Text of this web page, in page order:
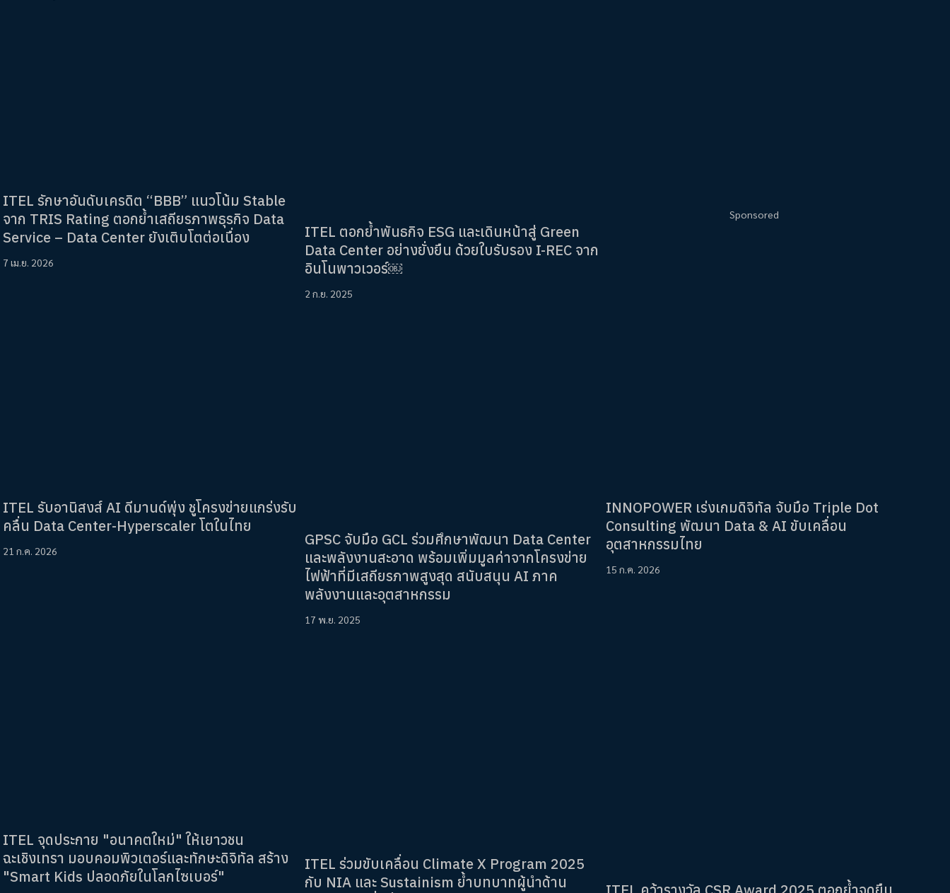
ITEL รักษาอันดับเครดิต “BBB” แนวโน้ม Stable
จาก TRIS Rating ตอกย้ำเสถียรภาพธุรกิจ Data
Service – Data Center ยังเติบโตต่อเนื่อง
7 เม.ย. 2026
ITEL ตอกย้ำพันธกิจ ESG และเดินหน้าสู่ Green
Data Center อย่างยั่งยืน ด้วยใบรับรอง I-REC จาก
อินโนพาวเวอร์￼
2 ก.ย. 2025
Sponsored
ITEL รับอานิสงส์ AI ดีมานด์พุ่ง ชูโครงข่ายแกร่งรับ
คลื่น Data Center-Hyperscaler โตในไทย
21 ก.ค. 2026
GPSC จับมือ GCL ร่วมศึกษาพัฒนา Data Center
และพลังงานสะอาด พร้อมเพิ่มมูลค่าจากโครงข่าย
ไฟฟ้าที่มีเสถียรภาพสูงสุด สนับสนุน AI ภาค
พลังงานและอุตสาหกรรม
17 พ.ย. 2025
INNOPOWER เร่งเกมดิจิทัล จับมือ Triple Dot
Consulting พัฒนา Data & AI ขับเคลื่อน
อุตสาหกรรมไทย
15 ก.ค. 2026
ITEL จุดประกาย "อนาคตใหม่" ให้เยาวชน
ฉะเชิงเทรา มอบคอมพิวเตอร์และทักษะดิจิทัล สร้าง
"Smart Kids ปลอดภัยในโลกไซเบอร์"
ITEL ร่วมขับเคลื่อน Climate X Program 2025
กับ NIA และ Sustainism ย้ำบทบาทผู้นำด้าน